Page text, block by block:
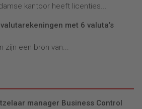
kantoor heeft licenties...
met 6 valuta’s
zijn een bron van...
manager Business Control